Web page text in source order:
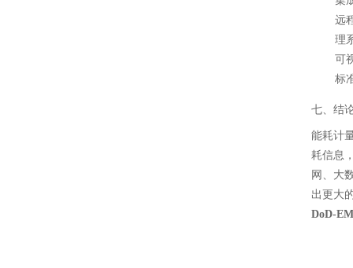
远
理
可
标
七、结
能耗计
耗信息
网、大
出更大
DoD-